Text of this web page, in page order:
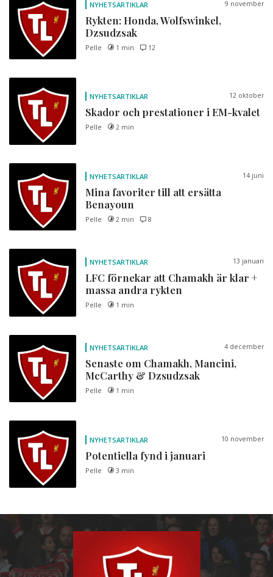
NYHETSARTIKLAR 9 november
Rykten: Honda, Wolfswinkel,
Dzsudzsak
Pelle 1 min 12
NYHETSARTIKLAR 12 oktober
Skador och prestationer i EM-kvalet
Pelle 2 min
NYHETSARTIKLAR 14 juni
Mina favoriter till att ersätta
Benayoun
Pelle 2 min 8
NYHETSARTIKLAR 13 januari
LFC förnekar att Chamakh är klar +
massa andra rykten
Pelle 1 min
NYHETSARTIKLAR 4 december
Senaste om Chamakh, Mancini,
McCarthy & Dzsudzsak
Pelle 1 min
NYHETSARTIKLAR 10 november
Potentiella fynd i januari
Pelle 3 min